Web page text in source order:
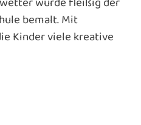
bemalt. Mit
Kinder viele kreative